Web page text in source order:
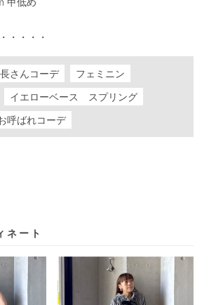
さんコーデ
フェミニン
イエローベース スプリング
呼ばれコーデ
ネート